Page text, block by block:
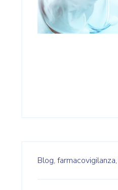
Blog, farmacovigilanza,